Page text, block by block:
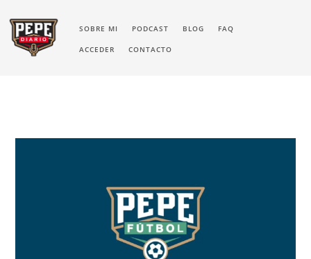
SOBRE MI PODCAST BLOG FAQ
ACCEDER CONTACTO